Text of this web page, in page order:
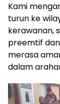
Kami
turun ke
kerawanan,
preemtif
merasa
dalam